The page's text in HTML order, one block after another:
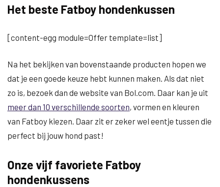
Het beste Fatboy hondenkussen
[content-egg module=Offer template=list]
Na het bekijken van bovenstaande producten hopen we
dat je een goede keuze hebt kunnen maken. Als dat niet
zo is, bezoek dan de website van Bol.com. Daar kan je uit
meer dan 10 verschillende soorten, vormen en kleuren
van Fatboy kiezen. Daar zit er zeker wel eentje tussen die
perfect bij jouw hond past!
Onze vijf favoriete Fatboy
hondenkussens